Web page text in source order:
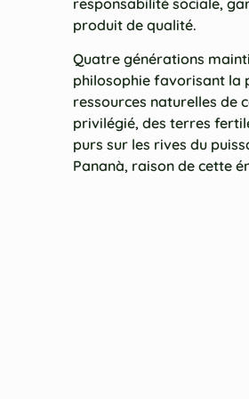
produit de qualité.
Quatre générations
philosophie favorisant la
ressources naturelles de
privilégié, des terres
purs sur les rives du
Pananà, raison de cette